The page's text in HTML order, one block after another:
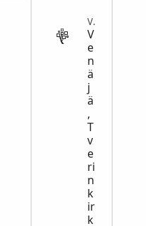
VITAL
V
e
n
ä
j
ä
,
T
v
e
ri
n
k
ir
k